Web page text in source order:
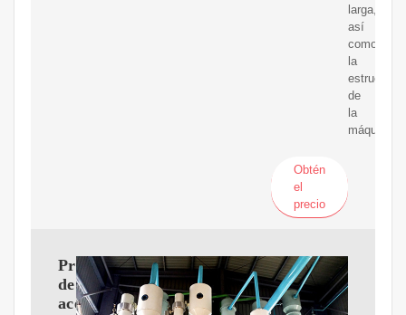
larga,
así
como
la
estructura
de
la
máquina.
Obtén
el
precio
Prensa
de
aceite,